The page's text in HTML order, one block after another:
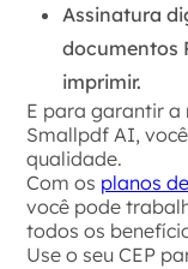
Assinatura
documentos
imprimir.
E para garantir a
Smallpdf AI,
qualidade.
Com os planos
você pode
todos os
Use o seu CEP